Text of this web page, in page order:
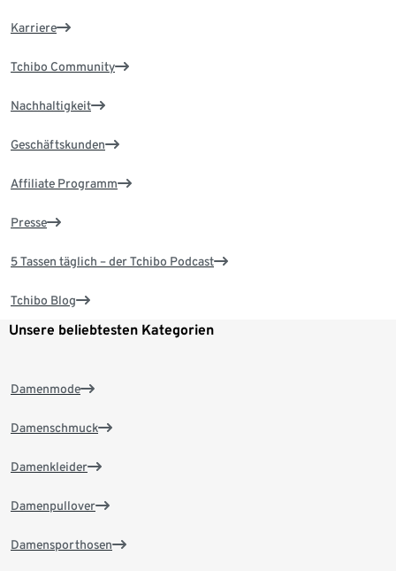
Karriere
Tchibo Community
Nachhaltigkeit
Geschäftskunden
Affiliate Programm
Presse
5 Tassen täglich – der Tchibo Podcast
Tchibo Blog
Unsere beliebtesten Kategorien
Damenmode
Damenschmuck
Damenkleider
Damenpullover
Damensporthosen